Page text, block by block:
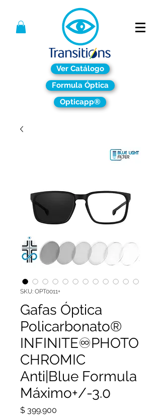
Ver Catálogo
Formula Óptica
Opticapp®
SKU: OPT0011+
Gafas Óptica
Policarbonato®
INFINITE♾PHOTO
CHROMIC
Anti|Blue Formula
Máximo+/-3.0
$ 399.900